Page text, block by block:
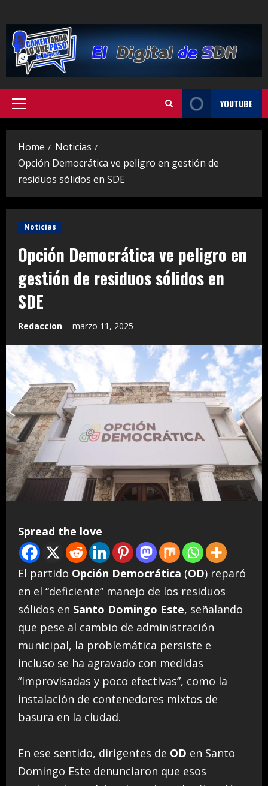
to
content
Primary
YOUTUBE
Home
Noticias
Opción Democrática ve peligro en gestión de
residuos sólidos en SDE
Noticias
Opción Democrática ve peligro en
gestión de residuos sólidos en
SDE
Redaccion marzo 11, 2025
Spread the love
El partido Opción Democrática (OD) reparó
en el “deficiente” manejo de los residuos
sólidos en Santo Domingo Este, señalando
que pese al cambio de administración
municipal, la problemática persiste e
incluso se ha agravado con medidas
“improvisadas y poco efectivas”, como la
instalación de contenedores mixtos de
basura en la ciudad.
En ese sentido, dirigentes de OD en Santo
Domingo Este denunciaron que esos